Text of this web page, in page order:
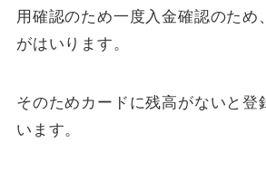
用確認のため一度入金確認のため
がはいります。
そのためカードに残高がないと登
います。